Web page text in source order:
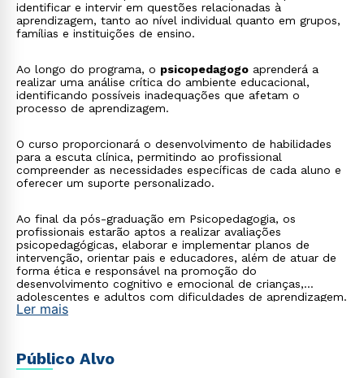
identificar e intervir em questões relacionadas à
aprendizagem, tanto ao nível individual quanto em grupos,
famílias e instituições de ensino.
Ao longo do programa, o psicopedagogo aprenderá a
realizar uma análise crítica do ambiente educacional,
identificando possíveis inadequações que afetam o
processo de aprendizagem.
O curso proporcionará o desenvolvimento de habilidades
para a escuta clínica, permitindo ao profissional
compreender as necessidades específicas de cada aluno e
oferecer um suporte personalizado.
Ao final da pós-graduação em Psicopedagogia, os
profissionais estarão aptos a realizar avaliações
psicopedagógicas, elaborar e implementar planos de
intervenção, orientar pais e educadores, além de atuar de
forma ética e responsável na promoção do
desenvolvimento cognitivo e emocional de crianças,
adolescentes e adultos com dificuldades de aprendizagem.
Ler mais
Público Alvo